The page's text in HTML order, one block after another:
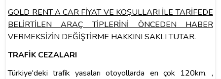
GOLD RENT A CAR FİYAT VE KOŞULLARI İLE TARİFEDE
BELİRTİLEN ARAÇ TİPLERİNİ ÖNCEDEN HABER
VERMEKSİZİN DEĞİŞTİRME HAKKINI SAKLITUTAR.
TRAFİK CEZALARI
Türkiye'deki trafik yasaları otoyollarda en çok 120km. ,